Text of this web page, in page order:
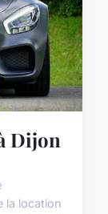
Dijon
la location